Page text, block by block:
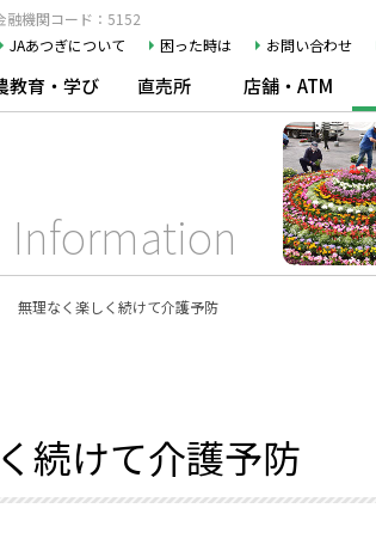
融機関コード：5152
JAあつぎについて
困った時は お問い合わせ
教育・学び 直売所 店舗・ATM
Information
無理なく楽しく続けて介護予防
続けて介護予防